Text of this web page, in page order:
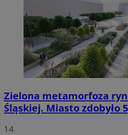
Zielona metamorfoza
Śląskiej. Miasto zdobyło
14